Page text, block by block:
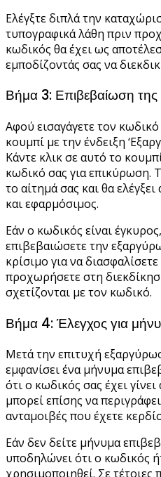
Ελέγξτε διπλά την
τυπογραφικά λάθη πριν
κωδικός θα έχει ως
εμποδίζοντάς σας να
Βήμα 3: Επιβεβαίωση
Αφού εισαγάγετε τον
κουμπί με την ένδειξη
Κάντε κλικ σε αυτό το
κωδικό σας για επικύρωση.
το αίτημά σας και θα
και εφαρμόσιμος.
Εάν ο κωδικός είναι
επιβεβαιώσετε την
κρίσιμο για να
προχωρήσετε στη
σχετίζονται με τον κωδικό.
Βήμα 4: Έλεγχος για
Μετά την επιτυχή
εμφανίσει ένα μήνυμα
ότι ο κωδικός σας έχει
μπορεί επίσης να
ανταμοιβές που έχετε
Εάν δεν δείτε μήνυμα
υποδηλώνει ότι ο κωδικός
χρησιμοποιηθεί. Σε τέτοιες